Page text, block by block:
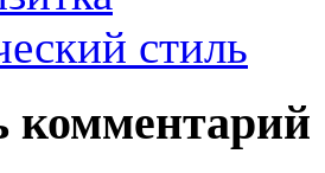
стиль
комментарий